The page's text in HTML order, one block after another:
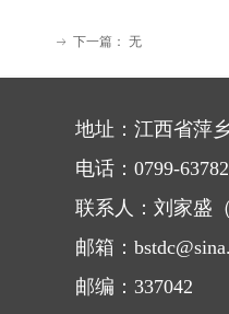
ꁹ 下一篇： 无
地址：江西省萍
电话：0799-
联系人：刘家盛
邮箱：
邮编：337042